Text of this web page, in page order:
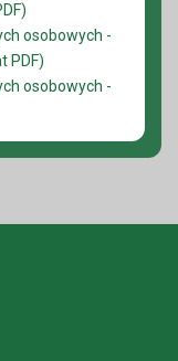
osobowych -
PDF)
osobowych -